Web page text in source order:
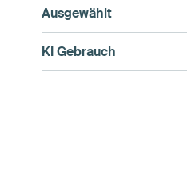
Ausgewählt
KI Gebrauch